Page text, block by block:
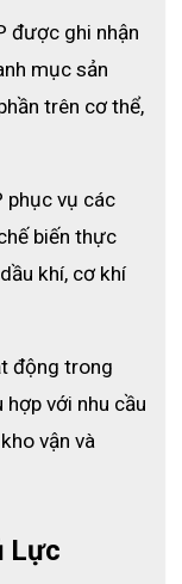
được ghi nhận
mục sản
trên cơ thể,
phục vụ các
biến thực
khí, cơ khí
động trong
với nhu cầu
vận và
Lực